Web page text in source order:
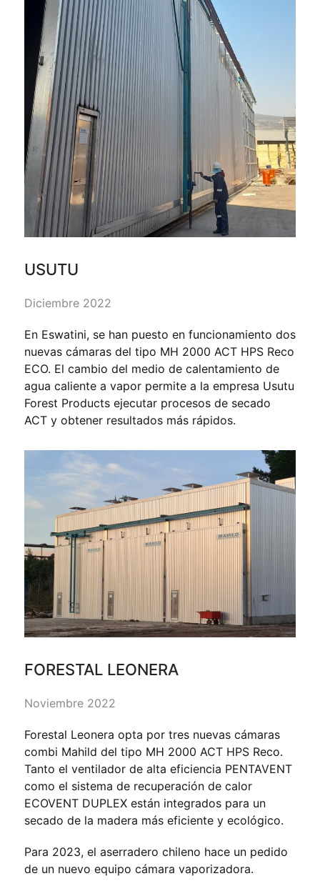
USUTU
Diciembre 2022
En Eswatini, se han puesto en funcionamiento dos
nuevas cámaras del tipo MH 2000 ACT HPS Reco
ECO. El cambio del medio de calentamiento de
agua caliente a vapor permite a la empresa Usutu
Forest Products ejecutar procesos de secado
ACT y obtener resultados más rápidos.
FORESTAL LEONERA
Noviembre 2022
Forestal Leonera opta por tres nuevas cámaras
combi Mahild del tipo MH 2000 ACT HPS Reco.
Tanto el ventilador de alta eficiencia PENTAVENT
como el sistema de recuperación de calor
ECOVENT DUPLEX están integrados para un
secado de la madera más eficiente y ecológico.
Para 2023, el aserradero chileno hace un pedido
de un nuevo equipo cámara vaporizadora.